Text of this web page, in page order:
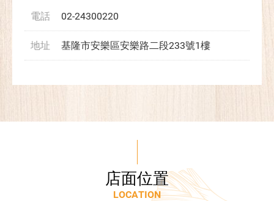
電話 02-24300220
地址 基隆市安樂區安樂路二段233號1樓
店面位置
LOCATION